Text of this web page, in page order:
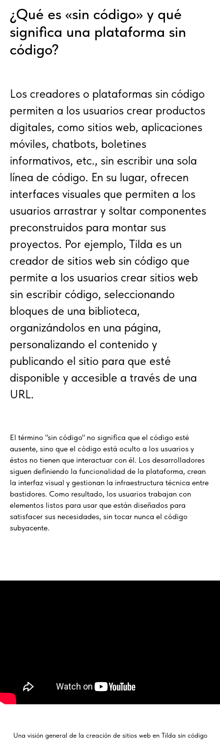
¿Qué es «sin código» y qué
significa una plataforma sin
código?
Los creadores o plataformas sin código
permiten a los usuarios crear productos
digitales, como sitios web, aplicaciones
móviles, chatbots, boletines
informativos, etc., sin escribir una sola
línea de código. En su lugar, ofrecen
interfaces visuales que permiten a los
usuarios arrastrar y soltar componentes
preconstruidos para montar sus
proyectos. Por ejemplo, Tilda es un
creador de sitios web sin código que
permite a los usuarios crear sitios web
sin escribir código, seleccionando
bloques de una biblioteca,
organizándolos en una página,
personalizando el contenido y
publicando el sitio para que esté
disponible y accesible a través de una
URL.
El término "sin código" no significa que el código esté
ausente, sino que el código está oculto a los usuarios y
éstos no tienen que interactuar con él. Los desarrolladores
siguen definiendo la funcionalidad de la plataforma, crean
la interfaz visual y gestionan la infraestructura técnica entre
bastidores. Como resultado, los usuarios trabajan con
elementos listos para usar que están diseñados para
satisfacer sus necesidades, sin tocar nunca el código
subyacente.
Una visión general de la creación de sitios web en Tilda sin código